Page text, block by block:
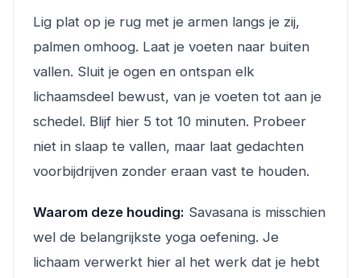
Lig plat op je rug met je armen langs je zij,
palmen omhoog. Laat je voeten naar buiten
vallen. Sluit je ogen en ontspan elk
lichaamsdeel bewust, van je voeten tot aan je
schedel. Blijf hier 5 tot 10 minuten. Probeer
niet in slaap te vallen, maar laat gedachten
voorbijdrijven zonder eraan vast te houden.
Waarom deze houding: Savasana is misschien
wel de belangrijkste yoga oefening. Je
lichaam verwerkt hier al het werk dat je hebt